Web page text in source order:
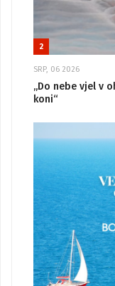
2
SRP, 06 2026
„Do nebe vjel v
koni“